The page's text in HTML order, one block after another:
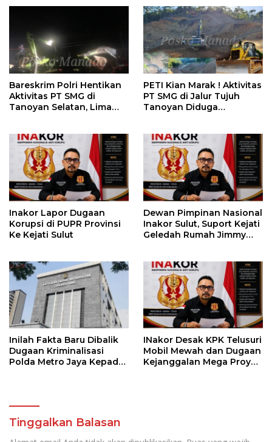
Bareskrim Polri Hentikan
Aktivitas PT SMG di
Tanoyan Selatan, Lima
PETI Kian Marak ! Aktivitas
PT SMG di Jalur Tujuh
Tanoyan Diduga
Inakor Lapor Dugaan
Korupsi di PUPR Provinsi
Ke Kejati Sulut
Dewan Pimpinan Nasional
Inakor Sulut, Suport Kejati
Geledah Rumah Jimmy
Inilah Fakta Baru Dibalik
Dugaan Kriminalisasi
Polda Metro Jaya Kepada
INakor Desak KPK Telusuri
Mobil Mewah dan Dugaan
Kejanggalan Mega Proyek
Tinggalkan Balasan